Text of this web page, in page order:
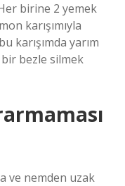
birine 2 yemek
karışımıyla
karışımda yarım
bezle silmek
ve nemden uzak